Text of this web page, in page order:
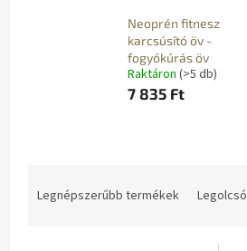
Neoprén fitnesz
karcsúsító öv -
fogyókúrás öv
Raktáron (>5 db)
7 835 Ft
Legnépszerűbb termékek